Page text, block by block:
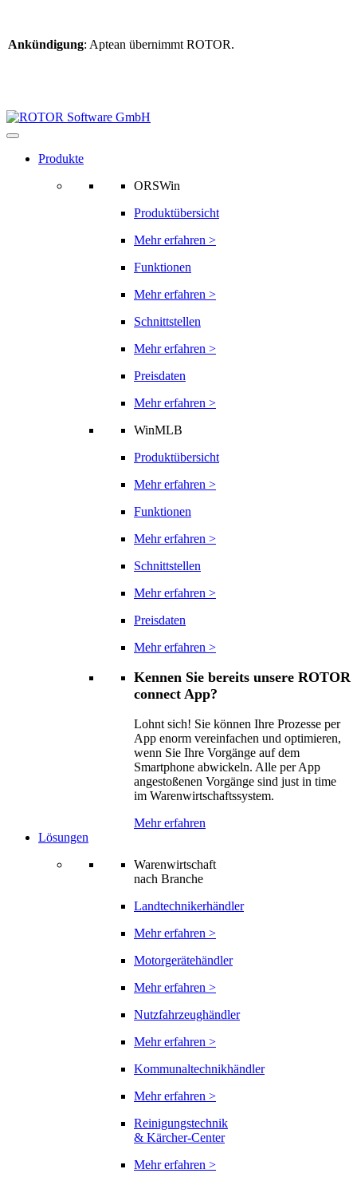
Ankündigung: Aptean übernimmt ROTOR.
Produkte
ORSWin
Produktübersicht
Mehr erfahren >
Funktionen
Mehr erfahren >
Schnittstellen
Mehr erfahren >
Preisdaten
Mehr erfahren >
WinMLB
Produktübersicht
Mehr erfahren >
Funktionen
Mehr erfahren >
Schnittstellen
Mehr erfahren >
Preisdaten
Mehr erfahren >
Kennen Sie bereits unsere ROTOR
connect App?
Lohnt sich! Sie können Ihre Prozesse per
App enorm vereinfachen und optimieren,
wenn Sie Ihre Vorgänge auf dem
Smartphone abwickeln. Alle per App
angestoßenen Vorgänge sind just in time
im Warenwirtschaftssystem.
Mehr erfahren
Lösungen
Warenwirtschaft
nach Branche
Landtechnikerhändler
Mehr erfahren >
Motorgerätehändler
Mehr erfahren >
Nutzfahrzeughändler
Mehr erfahren >
Kommunaltechnikhändler
Mehr erfahren >
Reinigungstechnik
& Kärcher-Center
Mehr erfahren >